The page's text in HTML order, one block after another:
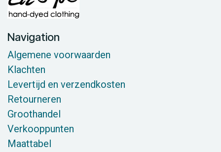
Navigation
Algemene voorwaarden
Klachten
Levertijd en verzendkosten
Retourneren
Groothandel
Verkooppunten
Maattabel